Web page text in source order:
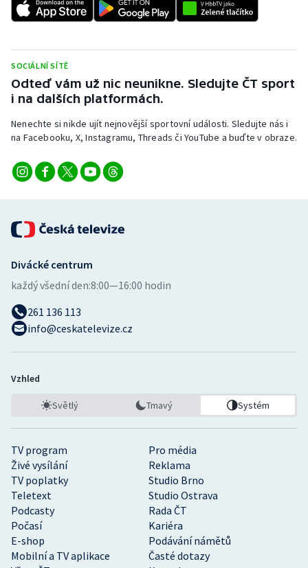
SOCIÁLNÍ SÍTĚ
Odteď vám už nic neunikne. Sledujte ČT sport
i na dalších platformách.
Nenechte si nikde ujít nejnovější sportovní události. Sledujte nás i
na Facebooku, X, Instagramu, Threads či YouTube a buďte v obraze.
TV program
Pro média
Živé vysílání
Reklama
TV poplatky
Studio Brno
Teletext
Studio Ostrava
Podcasty
Rada ČT
Počasí
Kariéra
E-shop
Podávání námětů
Mobilní a TV aplikace
Časté dotazy
Divácké centrum
každý všední den:8:00—16:00 hodin
261 136 113
info@ceskatelevize.cz
Vzhled
Světlý Tmavý Systém